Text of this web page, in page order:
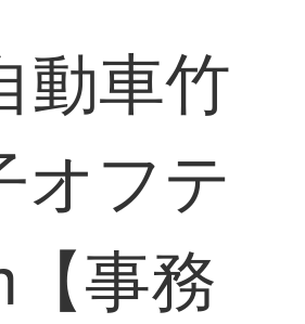
動車竹
オフテ
事務